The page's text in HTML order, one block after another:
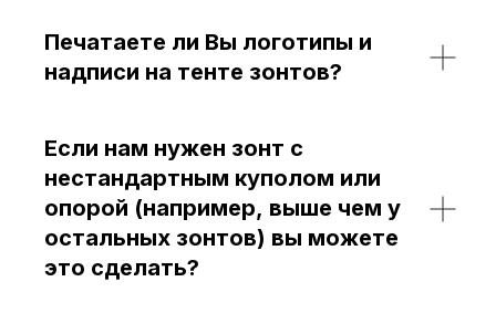
Печатаете ли Вы логотипы и
надписи на тенте зонтов?
Если нам нужен зонт с
нестандартным куполом или
опорой (например, выше чем у
остальных зонтов) вы можете
это сделать?